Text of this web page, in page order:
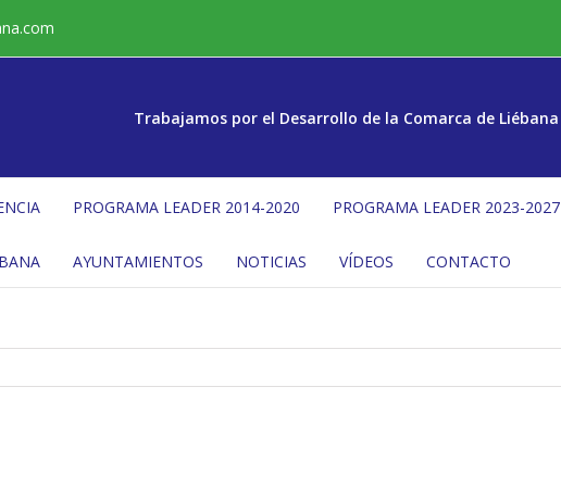
Trabajamos por el Desarrollo de la Comarca de Liébana
PROGRAMA LEADER 2014-2020 PROGRAMA LEADER 2023-2027
AYUNTAMIENTOS NOTICIAS VÍDEOS CONTACTO